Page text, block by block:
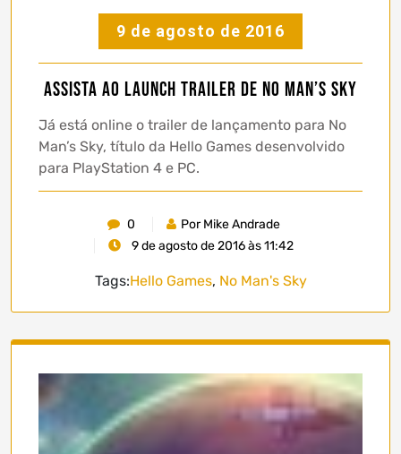
9 de agosto de 2016
Assista ao Launch Trailer de No Man’s Sky
Já está online o trailer de lançamento para No
Man’s Sky, título da Hello Games desenvolvido
para PlayStation 4 e PC.
0
Por Mike Andrade
9 de agosto de 2016 às 11:42
Tags:Hello Games, No Man's Sky